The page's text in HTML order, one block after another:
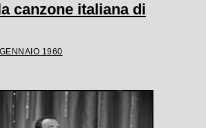
canzone italiana di
1960